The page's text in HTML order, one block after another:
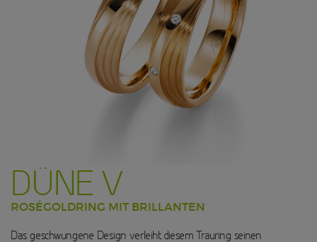
Kundenmeinungen
DÜNE V
ROSÉGOLDRING MIT BRILLANTEN
Das geschwungene Design verleiht diesem Trauring seinen